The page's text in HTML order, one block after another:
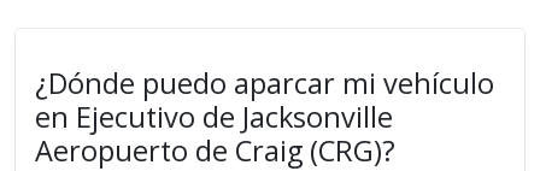
¿Dónde puedo aparcar mi vehículo
en Ejecutivo de Jacksonville
Aeropuerto de Craig (CRG)?